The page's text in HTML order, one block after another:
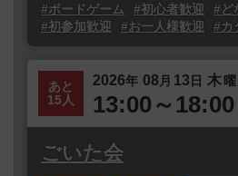
#ボードゲーム
#初心者歓迎
#ど
#初参加歓迎
#お一人様歓迎 #カ
あと
15人
2026年 08 月 13日 木
13:00～18:00
ごいた会